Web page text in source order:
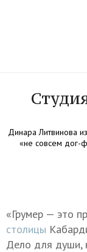
Динара Литвинова
«не совсем дог-
«Грумер — это
столицы
Дело для души,